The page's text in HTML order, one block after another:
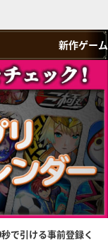
新作ゲーム
で引ける事前登録く